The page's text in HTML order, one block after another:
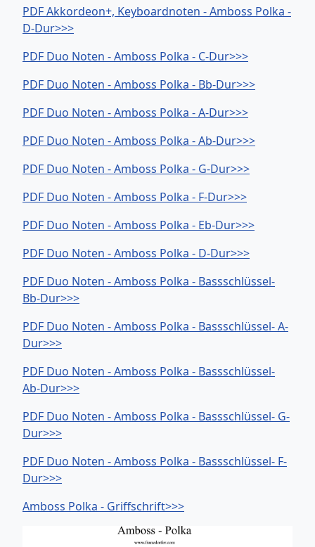
PDF Akkordeon+, Keyboardnoten - Amboss Polka -
D-Dur>>>
PDF Duo Noten - Amboss Polka - C-Dur>>>
PDF Duo Noten - Amboss Polka - Bb-Dur>>>
PDF Duo Noten - Amboss Polka - A-Dur>>>
PDF Duo Noten - Amboss Polka - Ab-Dur>>>
PDF Duo Noten - Amboss Polka - G-Dur>>>
PDF Duo Noten - Amboss Polka - F-Dur>>>
PDF Duo Noten - Amboss Polka - Eb-Dur>>>
PDF Duo Noten - Amboss Polka - D-Dur>>>
PDF Duo Noten - Amboss Polka - Bassschlüssel-
Bb-Dur>>>
PDF Duo Noten - Amboss Polka - Bassschlüssel- A-
Dur>>>
PDF Duo Noten - Amboss Polka - Bassschlüssel-
Ab-Dur>>>
PDF Duo Noten - Amboss Polka - Bassschlüssel- G-
Dur>>>
PDF Duo Noten - Amboss Polka - Bassschlüssel- F-
Dur>>>
Amboss Polka - Griffschrift>>>